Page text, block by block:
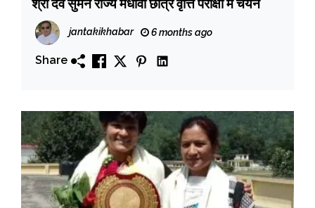
श्री देव सुमन राज्य मेधावी छात्र वृत्ति परीक्षा में चयन
jantakikhabar 6 months ago
Share